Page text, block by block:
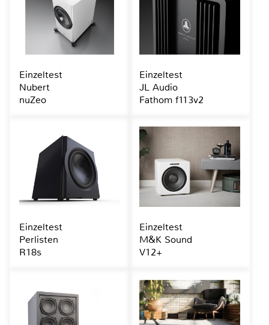
Einzeltest
Nubert
nuZeo
Einzeltest
JL Audio
Fathom f113v2
Einzeltest
Perlisten
R18s
Einzeltest
M&K Sound
V12+